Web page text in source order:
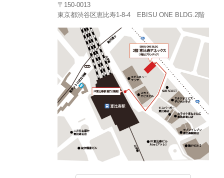
〒150-0013
東京都渋谷区恵比寿1-8-4 EBISU ONE BLDG.2階